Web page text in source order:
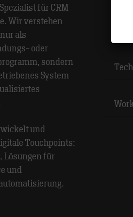
für CRM-
Wir verstehen
als
oder
sondern
System
und
Touchpoints:
Lösungen für
und